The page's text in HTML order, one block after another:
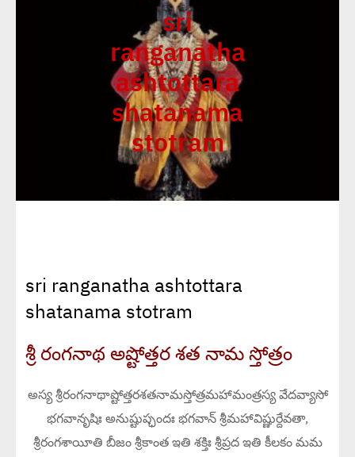
sri
ranganatha
ashtottara
shatanama
stotram
sri ranganatha ashtottara
shatanama stotram
శ్రీ రంగనాథ అష్టోత్తర శత నామ స్తోత్రం
అస్య శ్రీరంగనాథాష్టోత్తరశతనామస్తోత్రమహామంత్రస్య వేదవ్యాసో
భగవానృషిః అనుష్టుప్ఛందః భగవాన్ శ్రీమహావిష్ణుర్దేవతా,
శ్రీరంగశాయీతి బీజం శ్రీకాంత ఇతి శక్తిః శ్రీప్రద ఇతి కీలకం మమ